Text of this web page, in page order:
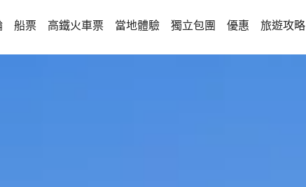
船票 高鐵火車票 當地體驗 獨立包團 優惠 旅遊攻略